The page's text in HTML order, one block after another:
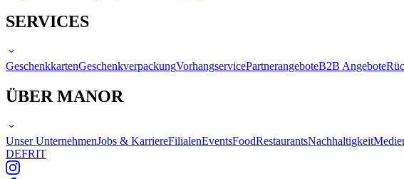
SERVICES
GeschenkkartenGeschenkverpackungVorhangservicePartnerangeboteB2B Angebote
ÜBER MANOR
Unser UnternehmenJobs & KarriereFilialenEventsFoodRestaurantsNachhaltigkeit
DEFRIT